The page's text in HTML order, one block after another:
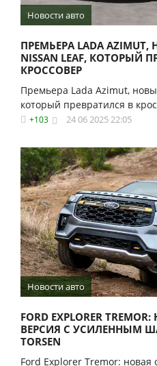
Новости авто
ПРЕМЬЕРА LADA
NISSAN LEAF, КОТОРЫЙ
КРОССОВЕР
Премьера Lada Azimut,
который превратился в
+103 24 06 2025 22:05
Новости авто
FORD EXPLORER
ВЕРСИЯ С УСИЛЕННЫМ
TORSEN
Ford Explorer Tremor: новая